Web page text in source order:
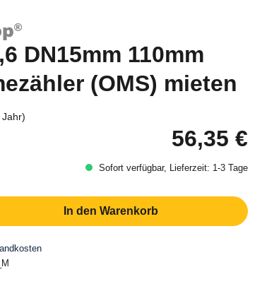
DN15mm 110mm
(OMS) mieten
56,35 €
Sofort verfügbar, Lieferzeit: 1-3 Tage
Gib den gewünschten Wert ein
In den Warenkorb